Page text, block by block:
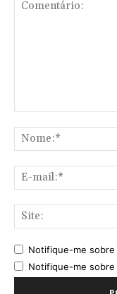
Notifique-me
Notifique-me sobre